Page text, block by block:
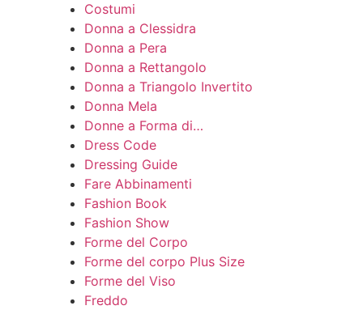
Costumi
Donna a Clessidra
Donna a Pera
Donna a Rettangolo
Donna a Triangolo Invertito
Donna Mela
Donne a Forma di…
Dress Code
Dressing Guide
Fare Abbinamenti
Fashion Book
Fashion Show
Forme del Corpo
Forme del corpo Plus Size
Forme del Viso
Freddo